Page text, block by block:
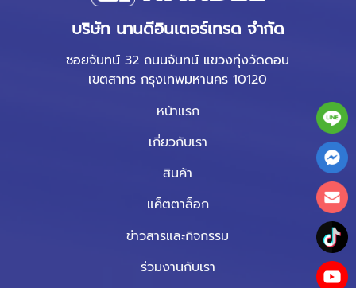
บริษัท นานดีอินเตอร์เทรด จำกัด
ซอยจันทน์ 32 ถนนจันทน์ แขวงทุ่งวัดดอน
เขตสาทร กรุงเทพมหานคร 10120
หน้าแรก
เกี่ยวกับเรา
สินค้า
แค็ตตาล็อก
ข่าวสารและกิจกรรม
ร่วมงานกับเรา